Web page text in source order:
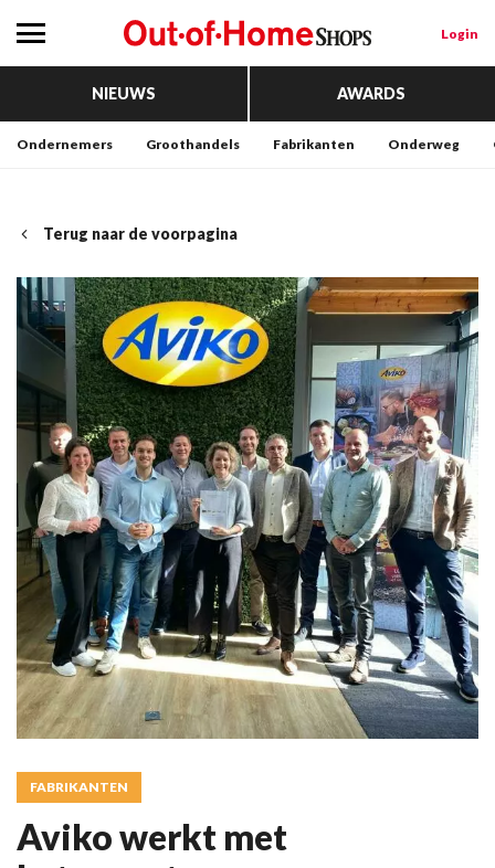
Login
NIEUWS AWARDS
Ondernemers Groothandels Fabrikanten Onderweg
Terug naar de voorpagina
FABRIKANTEN
Aviko werkt met